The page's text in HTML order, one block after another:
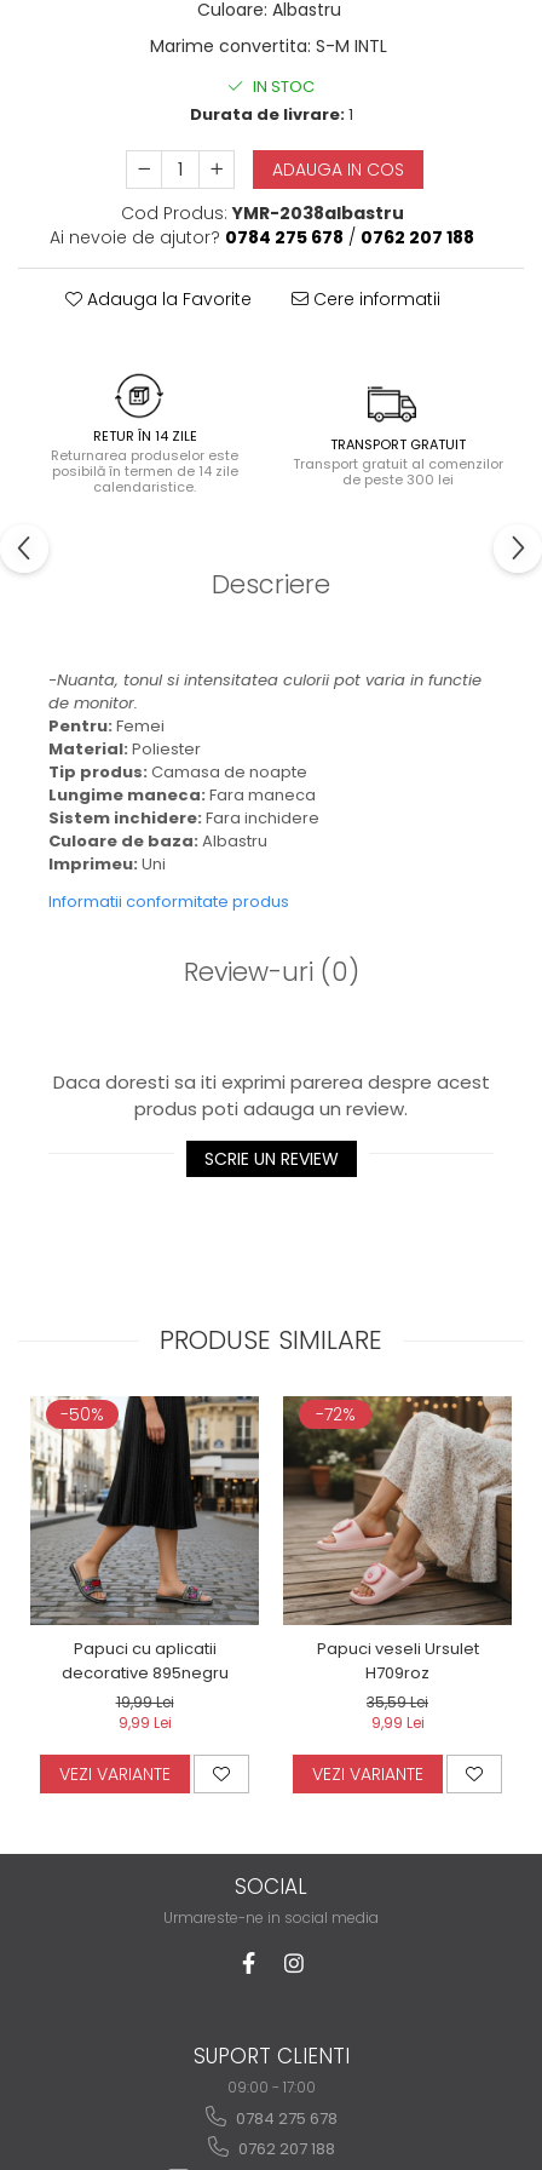
Seturi și Compleuri
Culoare: Albastru
Marime convertita: S-M INTL
IN STOC
Durata de livrare:1
ADAUGA IN COS
Cod Produs: YMR-2038albastru
Ai nevoie de ajutor? 0784 275 678 / 0762 207 188
Adauga la Favorite Cere informatii
RETUR ÎN 14 ZILE
Returnarea produselor este
posibilă în termen de 14 zile
calendaristice.
TRANSPORT GRATUIT
Transport gratuit al comenzilor
de peste 300 lei
Descriere
-Nuanta, tonul si intensitatea culorii pot varia in functie
de monitor.
Pentru: Femei
Material: Poliester
Tip produs: Camasa de noapte
Lungime maneca: Fara maneca
Sistem inchidere: Fara inchidere
Culoare de baza: Albastru
Imprimeu: Uni
Informatii conformitate produs
Review-uri (0)
Daca doresti sa iti exprimi parerea despre acest
produs poti adauga un review.
SCRIE UN REVIEW
PRODUSE SIMILARE
-50%
Papuci cu aplicatii
decorative 895negru
19,99 Lei
9,99 Lei
VEZI VARIANTE
-72%
Papuci veseli Ursulet
H709roz
35,59 Lei
9,99 Lei
VEZI VARIANTE
SOCIAL
Urmareste-ne in social media
SUPORT CLIENTI
09:00 - 17:00
0784 275 678
0762 207 188